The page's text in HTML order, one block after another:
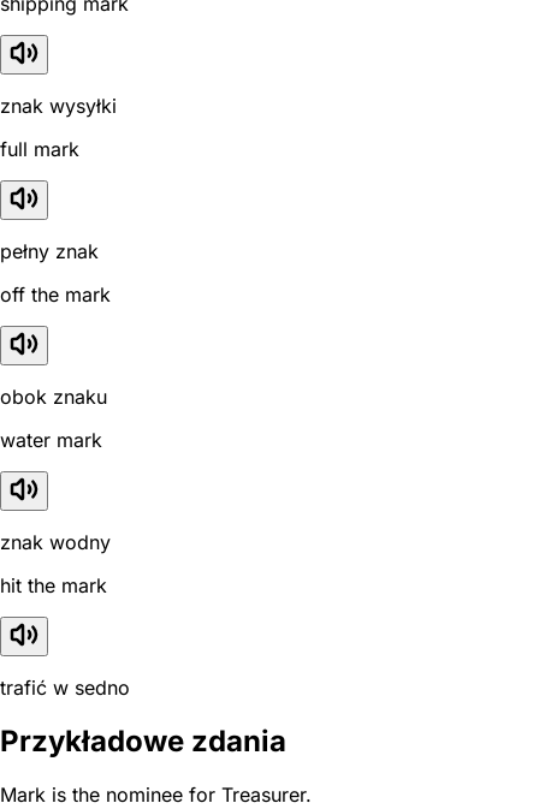
znak wysyłki
full mark
pełny znak
off the mark
obok znaku
water mark
znak wodny
hit the mark
trafić w sedno
Przykładowe zdania
Mark is the nominee for Treasurer.